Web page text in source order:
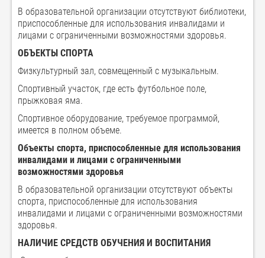
В образовательной организации отсутствуют библиотеки,
приспособленные для использования инвалидами и
лицами с ограниченными возможностями здоровья.
ОБЪЕКТЫ СПОРТА
Физкультурный зал, совмещенный с музыкальным.
Спортивный участок, где есть футбольное поле,
прыжковая яма.
Спортивное оборудование, требуемое программой,
имеется в полном объеме.
Объекты спорта, приспособленные для использования
инвалидами и лицами с ограниченными
возможностями здоровья
В образовательной организации отсутствуют объекты
спорта, приспособленные для использования
инвалидами и лицами с ограниченными возможностями
здоровья.
НАЛИЧИЕ СРЕДСТВ ОБУЧЕНИЯ И ВОСПИТАНИЯ